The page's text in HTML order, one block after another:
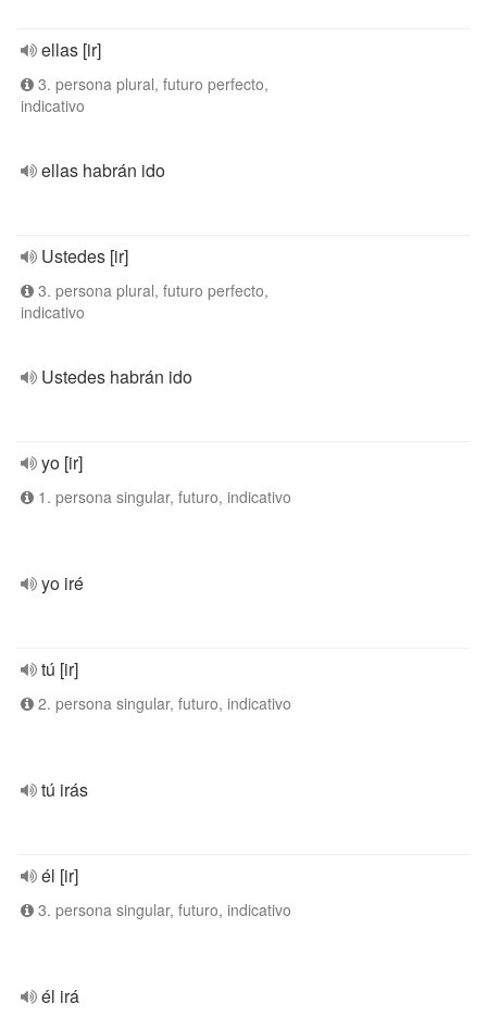
ellas [ir]
3. persona plural, futuro perfecto,
indicativo
ellas habrán ido
Ustedes [ir]
3. persona plural, futuro perfecto,
indicativo
Ustedes habrán ido
yo [ir]
1. persona singular, futuro, indicativo
yo iré
tú [ir]
2. persona singular, futuro, indicativo
tú irás
él [ir]
3. persona singular, futuro, indicativo
él irá